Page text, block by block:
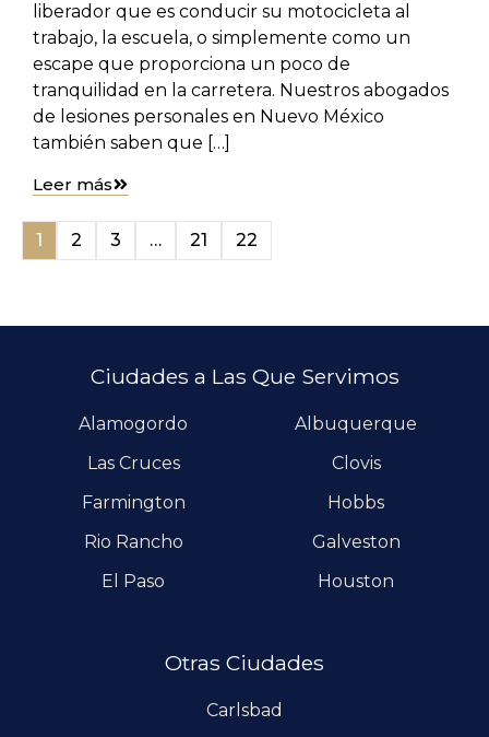
liberador que es conducir su motocicleta al
trabajo, la escuela, o simplemente como un
escape que proporciona un poco de
tranquilidad en la carretera. Nuestros abogados
de lesiones personales en Nuevo México
también saben que […]
Leer más
1 2 3 … 21 22
Ciudades a Las Que Servimos
Alamogordo
Albuquerque
Las Cruces
Clovis
Farmington
Hobbs
Rio Rancho
Galveston
El Paso
Houston
Otras Ciudades
Carlsbad